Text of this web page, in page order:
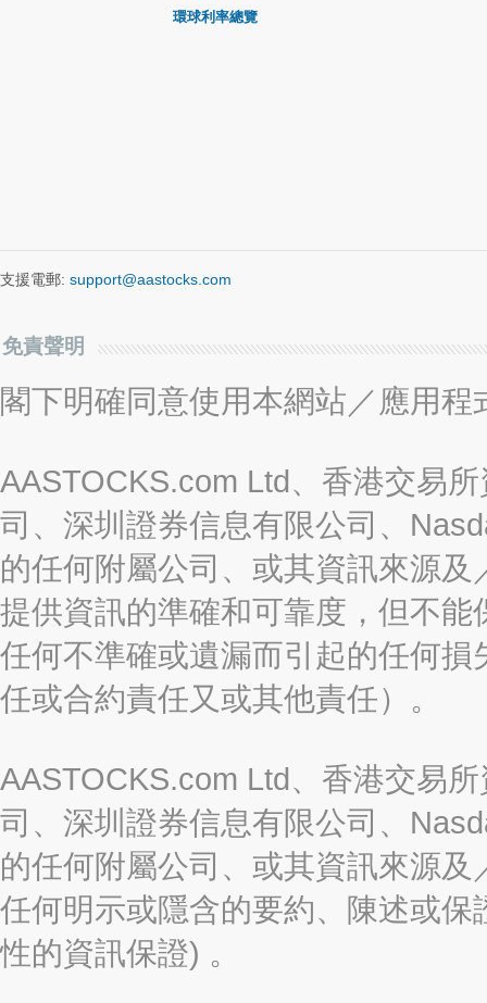
環球利率總覽
支援電郵: support@aastocks.com
免責聲明
閣下明確同意使用本網站／應用
AASTOCKS.com Ltd、香港交易
司、深圳證券信息有限公司、
的任何附屬公司、或其資訊來源
提供資訊的準確和可靠度，但不
任何不準確或遺漏而引起的任何
任或合約責任又或其他責任）。
AASTOCKS.com Ltd、香港交易
司、深圳證券信息有限公司、
的任何附屬公司、或其資訊來源
任何明示或隱含的要約、陳述或
性的資訊保證) 。